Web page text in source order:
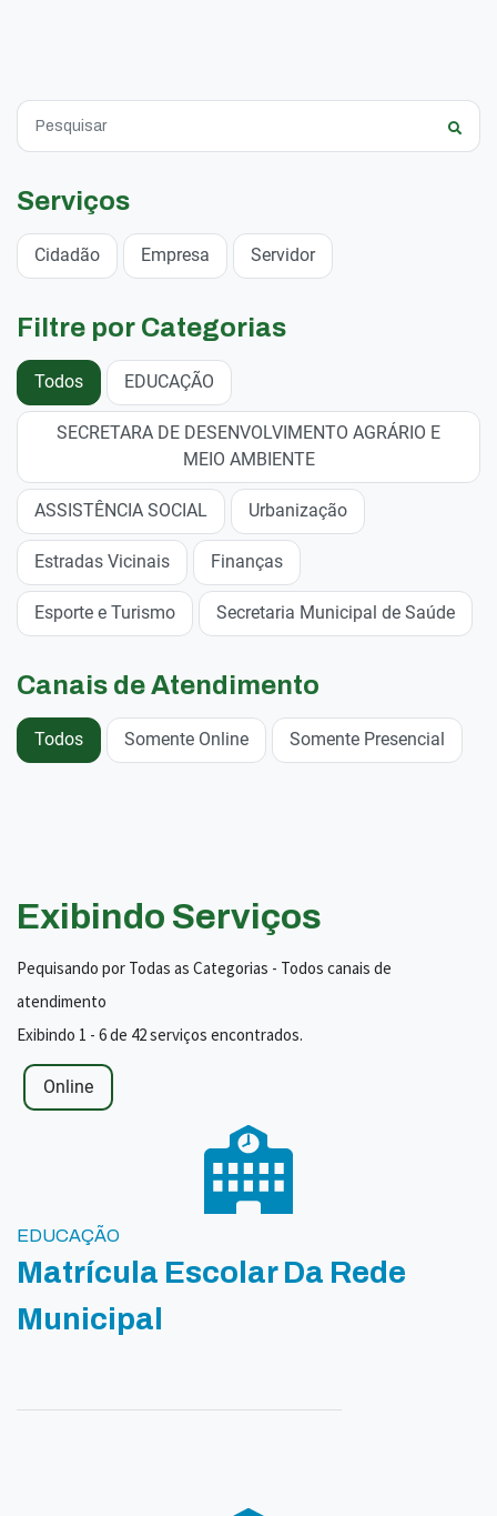
Serviços
Cidadão Empresa Servidor
Filtre por Categorias
Todos EDUCAÇÃO
SECRETARA DE DESENVOLVIMENTO AGRÁRIO E
MEIO AMBIENTE
ASSISTÊNCIA SOCIAL Urbanização
Estradas Vicinais Finanças
Esporte e Turismo Secretaria Municipal de Saúde
Canais de Atendimento
Todos Somente Online Somente Presencial
Exibindo Serviços
Pequisando por Todas as Categorias - Todos canais de
atendimento
Exibindo 1 - 6 de 42 serviços encontrados.
Online
EDUCAÇÃO
Matrícula Escolar Da Rede
Municipal